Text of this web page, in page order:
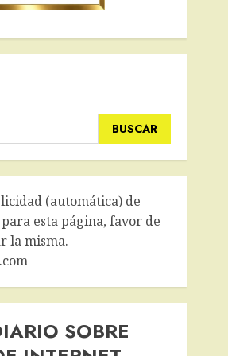
(automática) de
esta página, favor de
la misma.
SOBRE